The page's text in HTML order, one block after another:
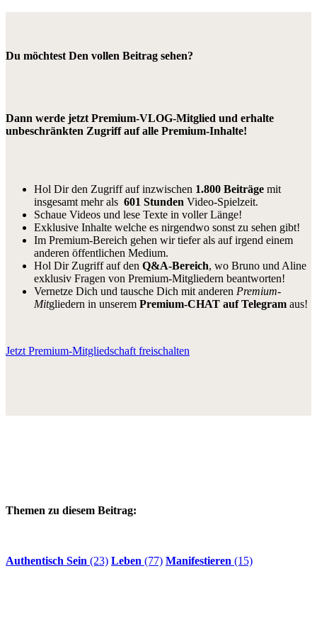
Du möchtest Den vollen Beitrag sehen?
Dann werde jetzt Premium-VLOG-Mitglied und erhalte
unbeschränkten Zugriff auf alle Premium-Inhalte!
Hol Dir den Zugriff auf inzwischen 1.800 Beiträge mit
insgesamt mehr als 601 Stunden Video-Spielzeit.
Schaue Videos und lese Texte in voller Länge!
Exklusive Inhalte welche es nirgendwo sonst zu sehen gibt!
Im Premium-Bereich gehen wir tiefer als auf irgend einem
anderen öffentlichen Medium.
Hol Dir Zugriff auf den Q&A-Bereich, wo Bruno und Aline
exklusiv Fragen von Premium-Mitgliedern beantworten!
Vernetze Dich und tausche Dich mit anderen Premium-
Mitgliedern in unserem Premium-CHAT auf Telegram aus!
Jetzt Premium-Mitgliedschaft freischalten
Themen zu diesem Beitrag:
Authentisch Sein (23) Leben (77) Manifestieren (15)